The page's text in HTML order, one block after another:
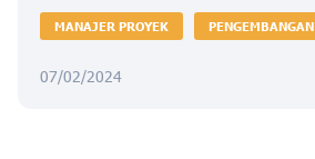
MANAJER PROYEK PENGEMBANGAN
07/02/2024